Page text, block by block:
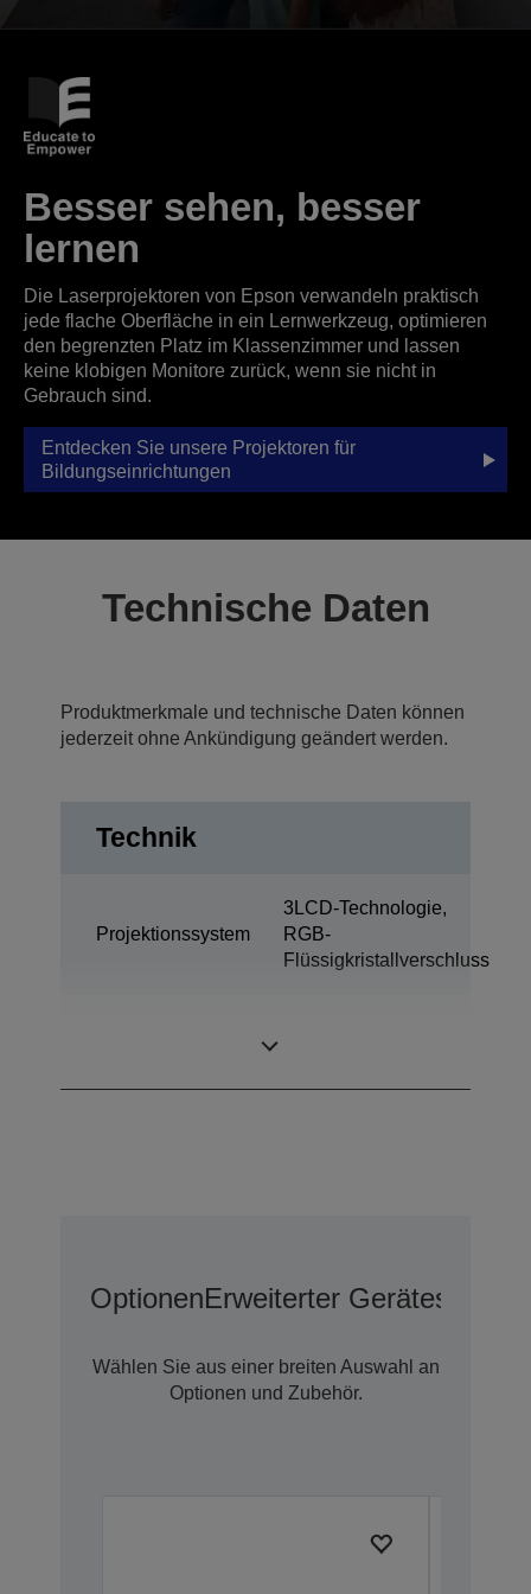
Besser sehen, besser
lernen
Die Laserprojektoren von Epson verwandeln praktisch
jede flache Oberfläche in ein Lernwerkzeug, optimieren
den begrenzten Platz im Klassenzimmer und lassen
keine klobigen Monitore zurück, wenn sie nicht in
Gebrauch sind.
Entdecken Sie unsere Projektoren für
Bildungseinrichtungen
Technische Daten
Produktmerkmale und technische Daten können
jederzeit ohne Ankündigung geändert werden.
Technik
Projektionssystem
3LCD-Technologie,
RGB-
Flüssigkristallverschluss
OptionenErweiterter Geräteschutz
Wählen Sie aus einer breiten Auswahl an
Optionen und Zubehör.